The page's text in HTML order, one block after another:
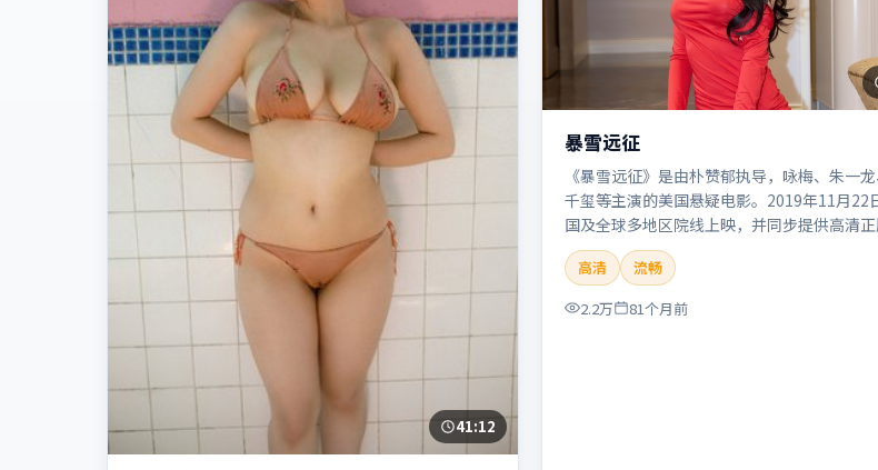
41:12
暴雪远征
《暴雪远征》是由朴赞郁执导，咏梅、朱一
千玺等主演的美国悬疑电影。2019年11月22
国及全球多地区院线上映，并同步提供高清
体在线观看。剧情与看点：悬念层层推进，线
勾连，结局出人意料，适合推理爱好者。本片
索「暴雪远征」「朴赞郁」「悬疑」「美国」
「2019」「2019-11-22上映」等关键词的影
高清
流畅
2.2万
81个月前